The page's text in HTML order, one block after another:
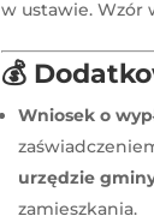
w ustawie. Wzór
💰
Wniosek o
urzędzie
zamieszkania.